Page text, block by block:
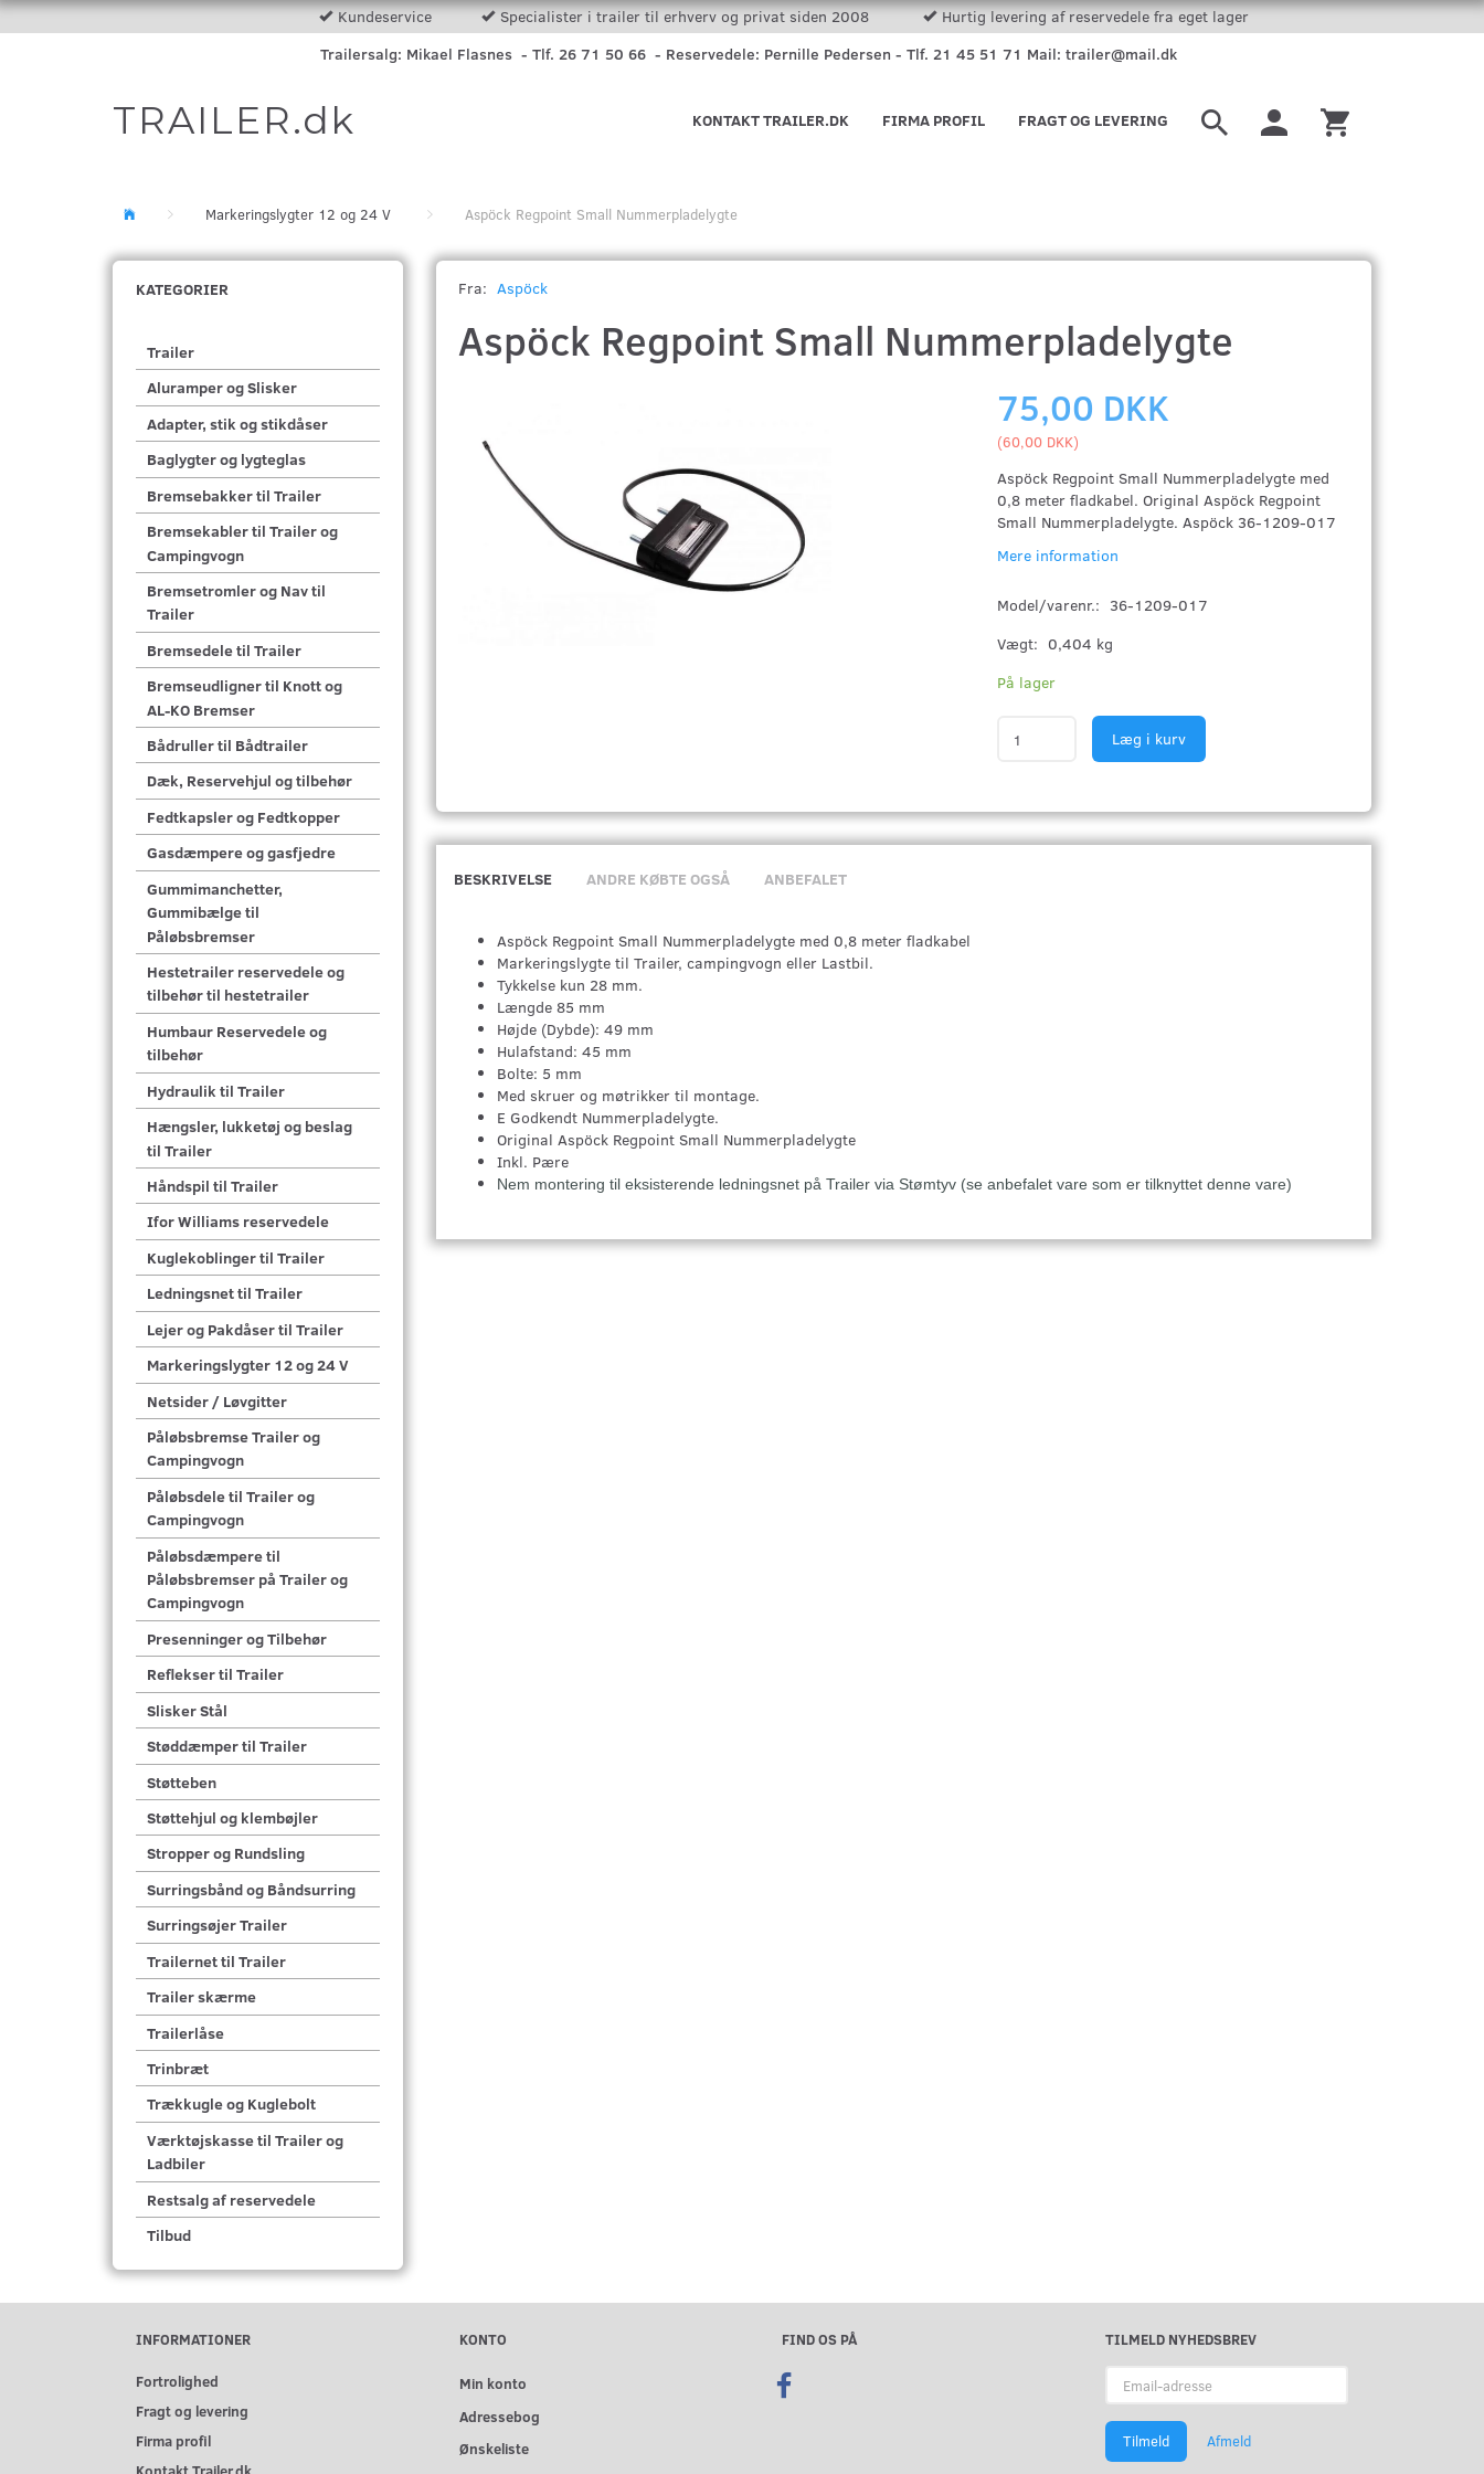
Kundeservice Specialister i trailer til erhverv og privat siden 2008
Hurtig levering af reservedele fra eget lager
Trailersalg: Mikael Flasnes - Tlf. 26 71 50 66 - Reservedele: Pernille Pedersen - Tlf. 21 45 51 71 Mail: trailer@mail.dk
TRAILER.dk FRAGT OG LEVERING
FIRMA PROFIL
KONTAKT TRAILER.DK
Markeringslygter 12 og 24 V Aspöck Regpoint Small Nummerpladelygte
KATEGORIER
Trailer
Aluramper og Slisker
Adapter, stik og stikdåser
Baglygter og lygteglas
Bremsebakker til Trailer
Bremsekabler til Trailer og
Campingvogn
Bremsetromler og Nav til
Trailer
Bremsedele til Trailer
Bremseudligner til Knott og
AL-KO Bremser
Bådruller til Bådtrailer
Dæk, Reservehjul og tilbehør
Fedtkapsler og Fedtkopper
Gasdæmpere og gasfjedre
Gummimanchetter,
Gummibælge til
Påløbsbremser
Hestetrailer reservedele og
tilbehør til hestetrailer
Humbaur Reservedele og
tilbehør
Hydraulik til Trailer
Hængsler, lukketøj og beslag
til Trailer
Håndspil til Trailer
Ifor Williams reservedele
Kuglekoblinger til Trailer
Ledningsnet til Trailer
Lejer og Pakdåser til Trailer
Markeringslygter 12 og 24 V
Netsider / Løvgitter
Påløbsbremse Trailer og
Campingvogn
Påløbsdele til Trailer og
Campingvogn
Påløbsdæmpere til
Påløbsbremser på Trailer og
Campingvogn
Presenninger og Tilbehør
Reflekser til Trailer
Slisker Stål
Støddæmper til Trailer
Støtteben
Støttehjul og klembøjler
Stropper og Rundsling
Surringsbånd og Båndsurring
Surringsøjer Trailer
Trailernet til Trailer
Trailer skærme
Trailerlåse
Trinbræt
Trækkugle og Kuglebolt
Værktøjskasse til Trailer og
Ladbiler
Restsalg af reservedele
Tilbud
Fra: Aspöck
Aspöck Regpoint Small Nummerpladelygte
75,00 DKK
(60,00 DKK)
Aspöck Regpoint Small Nummerpladelygte med
0,8 meter fladkabel. Original Aspöck Regpoint
Small Nummerpladelygte. Aspöck 36-1209-017
Mere information
Model/varenr.: 36-1209-017
Vægt: 0,404 kg
På lager
Læg i kurv
BESKRIVELSE ANDRE KØBTE OGSÅ ANBEFALET
Aspöck Regpoint Small Nummerpladelygte med 0,8 meter fladkabel
Markeringslygte til Trailer, campingvogn eller Lastbil.
Tykkelse kun 28 mm.
Længde 85 mm
Højde (Dybde): 49 mm
Hulafstand: 45 mm
Bolte: 5 mm
Med skruer og møtrikker til montage.
E Godkendt Nummerpladelygte.
Original Aspöck Regpoint Small Nummerpladelygte
Inkl. Pære
Nem montering til eksisterende ledningsnet på Trailer via Stømtyv (se anbefalet vare som er tilknyttet denne vare)
INFORMATIONER
Fortrolighed
Fragt og levering
Firma profil
KONTO
Min konto
Adressebog
Ønskeliste
FIND OS PÅ
TILMELD NYHEDSBREV
adresse
Tilmeld Afmeld